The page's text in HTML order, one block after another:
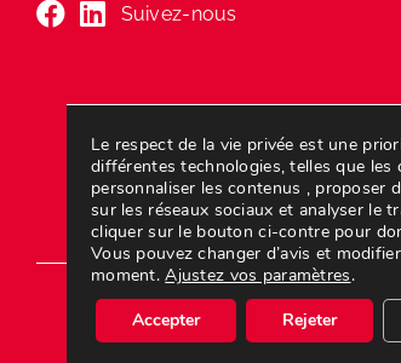
Suivez-nous
Nos marques
Le respect de la vie privée est une
différentes technologies, telles que les
personnaliser les contenus , proposer
sur les réseaux sociaux et analyser le
cliquer sur le bouton ci-contre pour
Vous pouvez changer d’avis et
moment.Ajustez vos paramètres.
Accepter
Rejeter